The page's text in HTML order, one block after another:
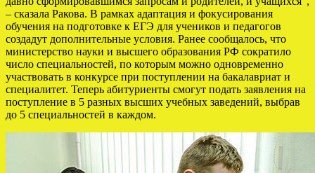
– сказала Ракова. В рамках адаптация и фокусирования
обучения на подготовке к ЕГЭ для учеников и педагогов
создадут дополнительные условия. Ранее сообщалось, что
министерство науки и высшего образования РФ сократило
число специальностей, по которым можно одновременно
участвовать в конкурсе при поступлении на бакалавриат и
специалитет. Теперь абитуриенты смогут подать заявления на
поступление в 5 разных высших учебных заведений, выбрав
до 5 специальностей в каждом.